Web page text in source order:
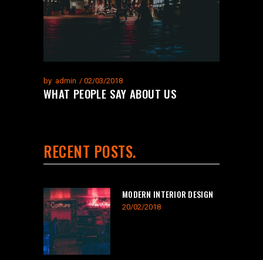
by admin 02/03/2018
WHAT PEOPLE SAY ABOUT US
RECENT POSTS
MODERN INTERIOR DESIGN
20/02/2018